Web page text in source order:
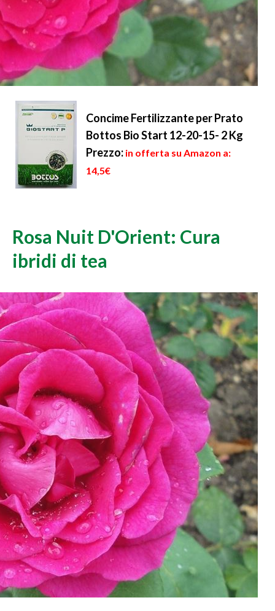
Concime Fertilizzante per Prato
Bottos Bio Start 12-20-15- 2 Kg
Prezzo: in offerta su Amazon a:
14,5€
Rosa Nuit D'Orient: Cura
ibridi di tea